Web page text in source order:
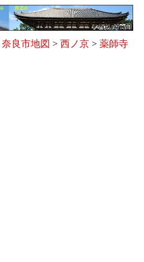
奈良市地図 > 西ノ京 > 薬師寺